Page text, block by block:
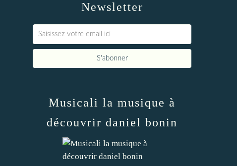
Newsletter
Musicali la musique à
découvrir daniel bonin